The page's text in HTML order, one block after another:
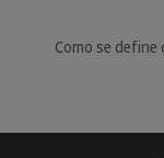
Como se define